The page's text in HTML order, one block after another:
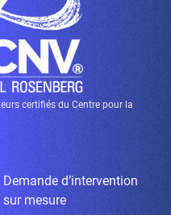
certifiés du Centre pour la
Demande d’intervention
sur mesure